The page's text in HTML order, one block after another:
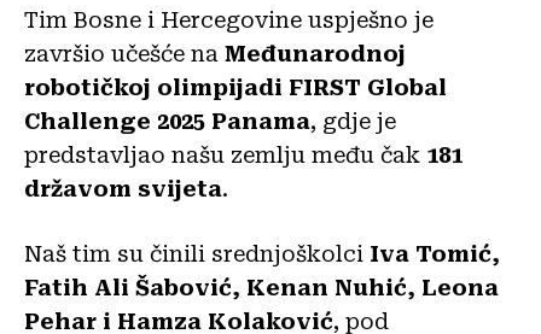
Tim Bosne i Hercegovine uspješno je
završio učešće na Međunarodnoj
robotičkoj olimpijadi FIRST Global
Challenge 2025 Panama, gdje je
predstavljao našu zemlju među čak 181
državom svijeta.
Naš tim su činili srednjoškolci Iva Tomić,
Fatih Ali Šabović, Kenan Nuhić, Leona
Pehar i Hamza Kolaković, pod